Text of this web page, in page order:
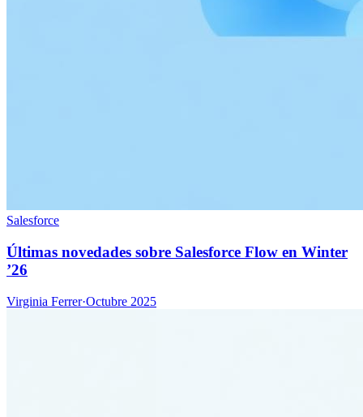
Salesforce
Últimas novedades sobre Salesforce Flow en Winter
’26
Virginia Ferrer·Octubre 2025